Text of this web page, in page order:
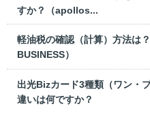
すか？（apollos...
軽油税の確認（計算）方法は
BUSINESS）
出光Bizカード3種類（ワン・
違いは何ですか？